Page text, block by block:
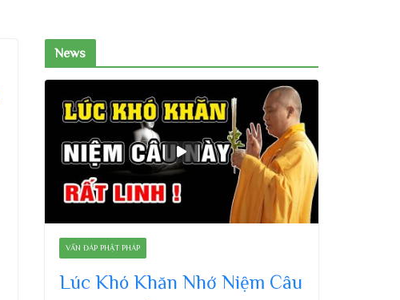
News
VẤN ĐÁP PHẬT PHÁP
Lúc Khó Khăn Nhớ Niệm Câu